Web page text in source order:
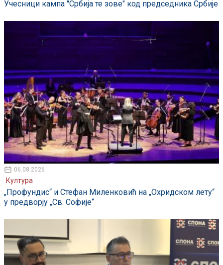
Учесници кампа "Србија те зове" код председника Србије
06.08.2026
Култура
„Профундис“ и Стефан Миленковић на „Охридском лету“
у предворју „Св. Софије“